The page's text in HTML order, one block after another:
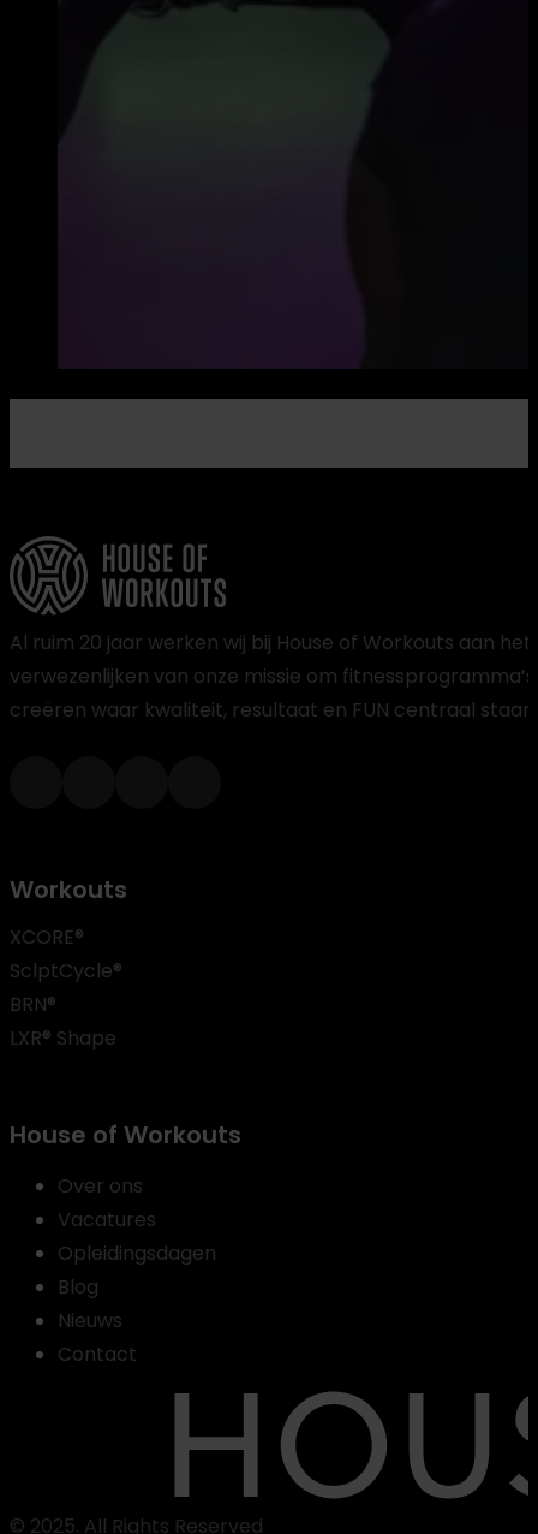
Al ruim 20 jaar werken wij bij House of Workouts aan het
verwezenlijken van onze missie om
creëren waar kwaliteit, resultaat en FUN centraal
Workouts
XCORE®
SclptCycle®
BRN®
LXR® Shape
House of Workouts
Over ons
Vacatures
Opleidingsdagen
Blog
Nieuws
Contact
© 2025. All Rights Reserved